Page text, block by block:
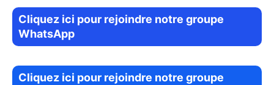
Cliquez ici pour rejoindre notre groupe
WhatsApp
Cliquez ici pour rejoindre notre groupe